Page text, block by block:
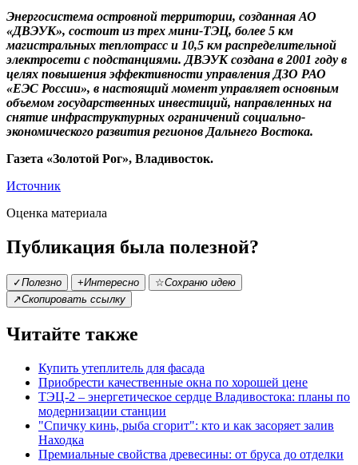
Энергосистема островной территории, созданная АО
«ДВЭУК», состоит из трех мини-ТЭЦ, более 5 км
магистральных теплотрасс и 10,5 км распределительной
электросети с подстанциями. ДВЭУК создана в 2001 году в
целях повышения эффективности управления ДЗО РАО
«ЕЭС России», в настоящий момент управляет основным
объемом государственных инвестиций, направленных на
снятие инфраструктурных ограничений социально-
экономического развития регионов Дальнего Востока.
Газета «Золотой Рог», Владивосток.
Источник
Оценка материала
Публикация была полезной?
✓Полезно +Интересно ☆Сохраню идею
↗Скопировать ссылку
Читайте также
Купить утеплитель для фасада
Приобрести качественные окна по хорошей цене
ТЭЦ-2 – энергетическое сердце Владивостока: планы по
модернизации станции
"Спичку кинь, рыба сгорит": кто и как засоряет залив
Находка
Премиальные свойства древесины: от бруса до отделки